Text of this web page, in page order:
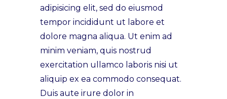
adipisicing elit, sed do eiusmod
tempor incididunt ut labore et
dolore magna aliqua. Ut enim ad
minim veniam, quis nostrud
exercitation ullamco laboris nisi ut
aliquip ex ea commodo consequat.
Duis aute irure dolor in